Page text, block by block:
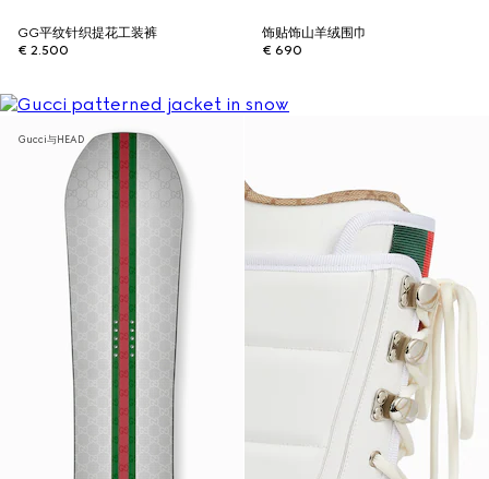
GG平纹针织提花工装裤
€ 2.500
饰贴饰山羊绒围巾
€ 690
Gucci与HEAD